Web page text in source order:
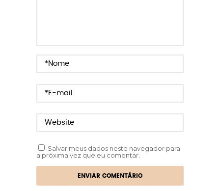
Salvar meus dados neste navegador para
a próxima vez que eu comentar.